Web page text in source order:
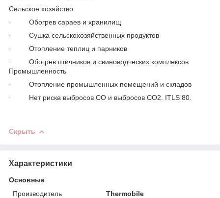
Сельское хозяйство
· Обогрев сараев и хранилищ
· Сушка сельскохозяйственных продуктов
· Отопление теплиц и парников
· Обогрев птичников и свиноводческих комплексов
Промышленность
· Отопление промышленных помещений и складов
· Нет риска выбросов СО и выбросов СО2. ITLS 80.
Скрыть
Характеристики
Основные
Производитель
Thermobile